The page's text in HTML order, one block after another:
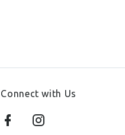
Connect with Us